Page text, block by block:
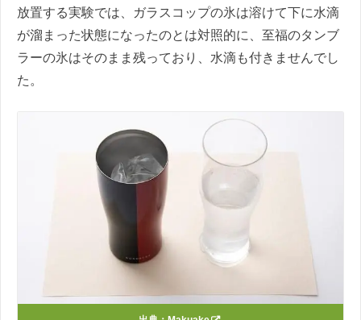
放置する実験では、ガラスコップの氷は溶けて下に水滴
が溜まった状態になったのとは対照的に、至福のタンブ
ラーの氷はそのまま残っており、水滴も付きませんでし
た。